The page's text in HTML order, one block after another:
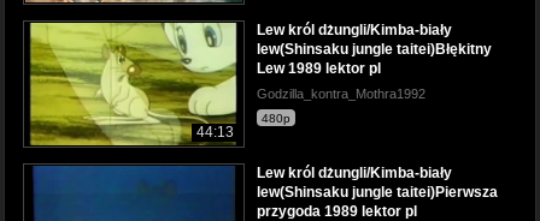
44:13
Lew król dżungli/Kimba-biały
lew(Shinsaku jungle taitei)Błękitny
Lew 1989 lektor pl
Godzilla_kontra_Mothra1992
480p
Lew król dżungli/Kimba-biały
lew(Shinsaku jungle taitei)Pierwsza
przygoda 1989 lektor pl